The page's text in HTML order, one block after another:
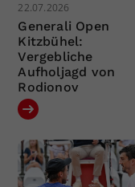
22.07.2026
Generali Open
Kitzbühel:
Vergebliche
Aufholjagd von
Rodionov